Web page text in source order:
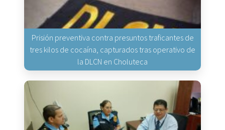
Prisión preventiva contra presuntos traficantes de
tres kilos de cocaína, capturados tras operativo de
la DLCN en Choluteca